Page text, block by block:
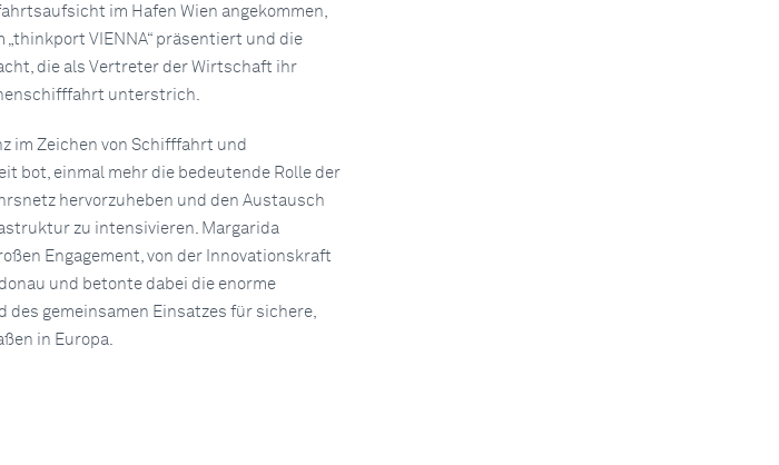
im Hafen Wien angekommen,
VIENNA“ präsentiert und die
die als Vertreter der Wirtschaft ihr
unterstrich.
im Zeichen von Schifffahrt und
bot, einmal mehr die bedeutende Rolle der
hervorzuheben und den Austausch
zu intensivieren. Margarida
Engagement, von der Innovationskraft
und betonte dabei die enorme
gemeinsamen Einsatzes für sichere,
in Europa.